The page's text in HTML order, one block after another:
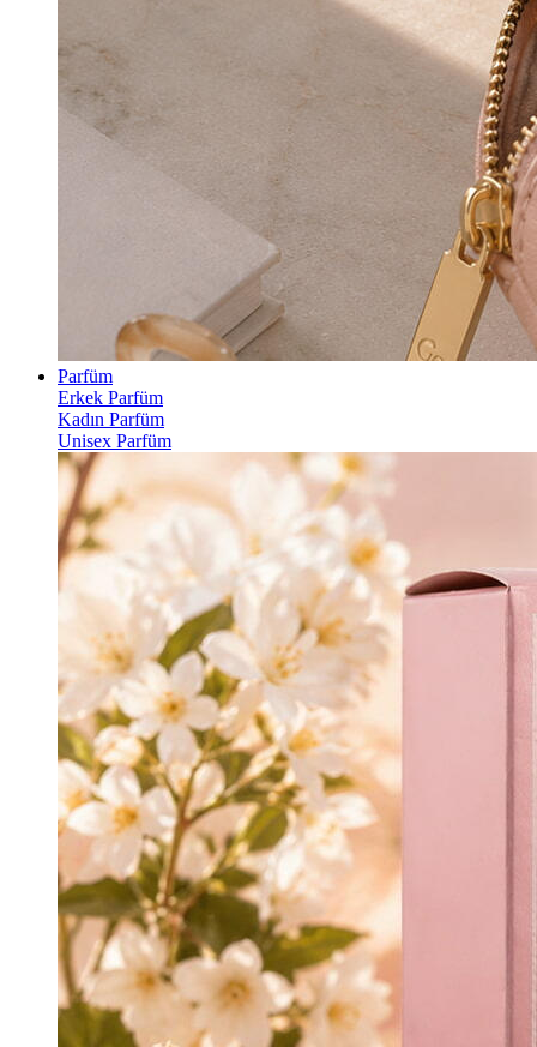
Parfüm
Erkek Parfüm
Kadın Parfüm
Unisex Parfüm